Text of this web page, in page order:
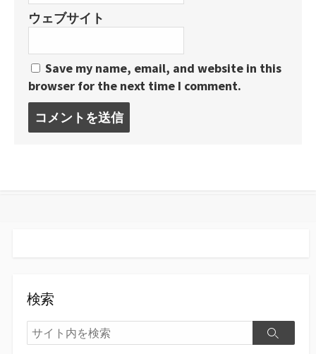
ウェブサイト
Save my name, email, and website in this
browser for the next time I comment.
メ
検索
検
索
検